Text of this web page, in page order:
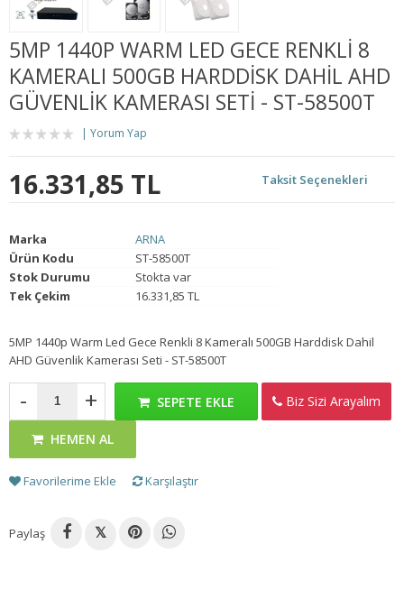
5MP 1440P WARM LED GECE RENKLI 8
KAMERALI 500GB HARDDISK DAHIL AHD
GÜVENLIK KAMERASI SETI - ST-58500T
Yorum Yap
16.331,85 TL Taksit Seçenekleri
Marka
ARNA
Ürün Kodu
ST-58500T
Stok Durumu
Stokta var
Tek Çekim
16.331,85 TL
5MP 1440p Warm Led Gece Renkli 8 Kameralı 500GB Harddisk Dahil
AHD Güvenlik Kamerası Seti - ST-58500T
- + SEPETE EKLE
HEMEN AL
Favorilerime Ekle Karşılaştır
Biz Sizi Arayalım
Paylaş 𝕏